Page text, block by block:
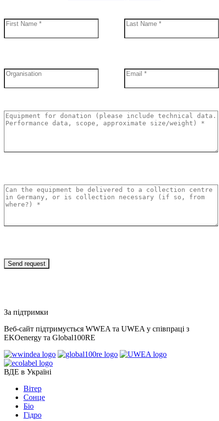
За підтримки
Веб-сайт підтримується WWEA та UWEA у співпраці з
EKOenergy та Global100RE
ВДЕ в Україні
Вітер
Сонце
Біо
Гідро